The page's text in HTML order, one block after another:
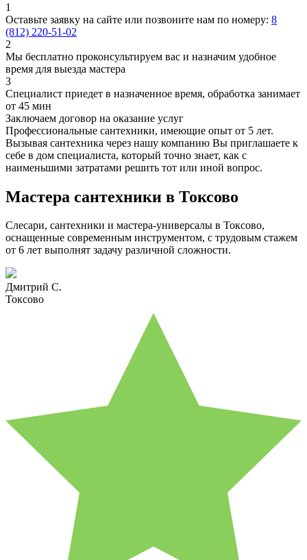
1
Оставьте заявку на сайте или позвоните нам по номеру: 8
(812) 220-51-02
2
Мы бесплатно проконсультируем вас и назначим удобное
время для выезда мастера
3
Специалист приедет в назначенное время, обработка занимает
от 45 мин
Заключаем договор на оказание услуг
Профессиональные сантехники, имеющие опыт от 5 лет.
Вызывая сантехника через нашу компанию Вы приглашаете к
себе в дом специалиста, который точно знает, как с
наименьшими затратами решить тот или иной вопрос.
Мастера сантехники в Токсово
Слесари, сантехники и мастера-универсалы в Токсово,
оснащенные современным инструментом, с трудовым стажем
от 6 лет выполнят задачу различной сложности.
Дмитрий С.
Токсово